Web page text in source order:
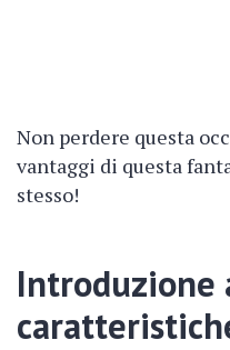
Non perdere questa
vantaggi di questa
stesso!
Introduzione